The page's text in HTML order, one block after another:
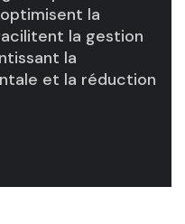
la
la gestion
la
et la réduction